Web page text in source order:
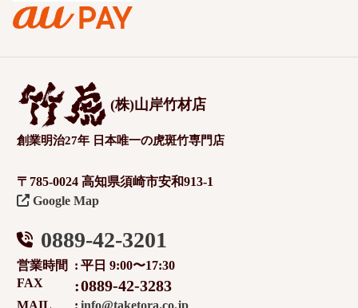
(株)山岸竹材店
創業明治27年 日本唯一の虎斑竹専門店
〒785-0024 高知県須崎市安和913-1
Google Map
0889-42-3201
営業時間
平日 9:00〜17:30
FAX
0889-42-3283
MAIL info@taketora.co.jp